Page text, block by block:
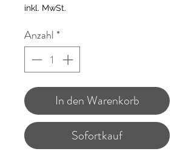
inkl. MwSt.
Anzahl *
In den Warenkorb
Sofortkauf